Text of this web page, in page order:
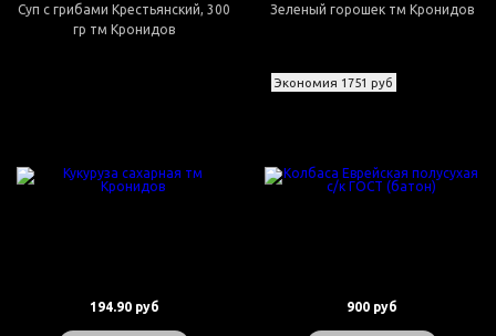
Суп с грибами Крестьянский, 300
гр тм Кронидов
Зеленый горошек тм Кронидов
194.90 руб
Экономия 1751 руб
900 руб